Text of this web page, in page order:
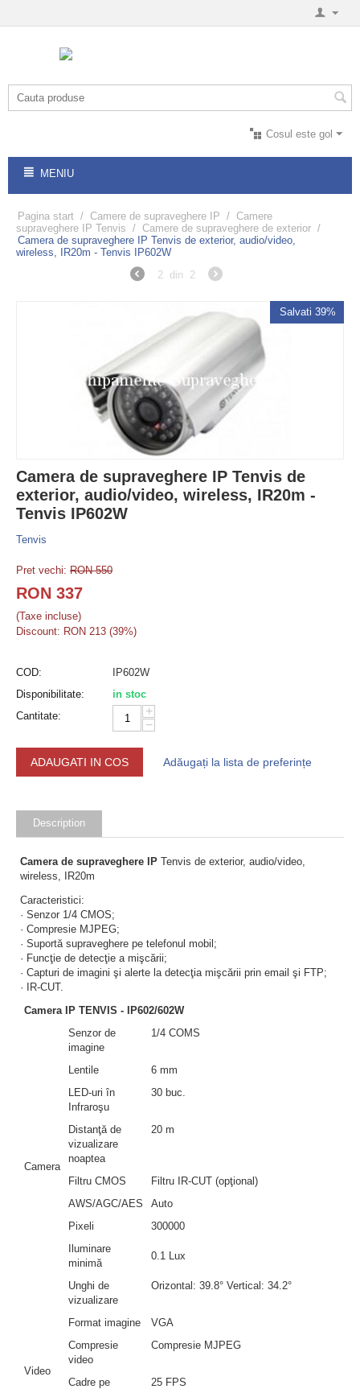
Cosul este gol
MENIU
Pagina start / Camere de supraveghere IP / Camere
supraveghere IP Tenvis / Camere de supraveghere de exterior /
Camera de supraveghere IP Tenvis de exterior, audio/video,
wireless, IR20m - Tenvis IP602W
2
din 2
Salvati 39%
Camera de supraveghere IP Tenvis de
exterior, audio/video, wireless, IR20m -
Tenvis IP602W
Tenvis
Pret vechi: RON550
RON 337
(Taxe incluse)
Discount: RON 213 (39%)
COD:
IP602W
Disponibilitate:
in stoc
Cantitate:
+
−
ADAUGATI IN COS Adăugați la lista de preferințe
Description
Camera de supraveghere IP Tenvis de exterior, audio/video,
wireless, IR20m
Caracteristici:
· Senzor 1/4 CMOS;
· Compresie MJPEG;
· Suportă supraveghere pe telefonul mobil;
· Funcţie de detecţie a mişcării;
· Capturi de imagini şi alerte la detecţia mişcării prin email şi FTP;
· IR-CUT.
Camera IP TENVIS - IP602/602W
Camera
Senzor de
imagine
1/4 COMS
Lentile
6 mm
LED-uri în
Infraroşu
30 buc.
Distanţă de
vizualizare
noaptea
20 m
Filtru CMOS
Filtru IR-CUT (opţional)
AWS/AGC/AES
Auto
Pixeli
300000
Iluminare
minimă
0.1 Lux
Unghi de
vizualizare
Orizontal: 39.8° Vertical: 34.2°
Video
Format imagine
VGA
Compresie
video
Compresie MJPEG
Cadre pe
25 FPS